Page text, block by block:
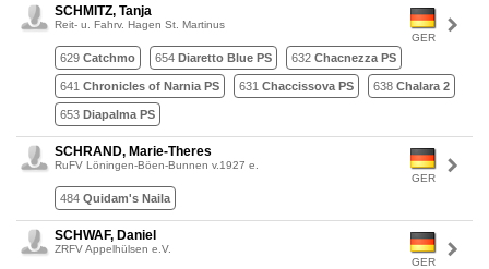
GER
SCHMITZ, Tanja
Reit- u. Fahrv. Hagen St. Martinus
629 Catchmo 654 Diaretto Blue PS 632 Chacnezza PS
641 Chronicles of Narnia PS 631 Chaccissova PS 638 Chalara 2
653 Diapalma PS
GER
SCHRAND, Marie-Theres
RuFV Löningen-Böen-Bunnen v.1927 e.
484 Quidam's Naila
GER
SCHWAF, Daniel
ZRFV Appelhülsen e.V.